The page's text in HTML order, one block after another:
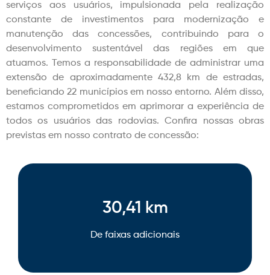
serviços aos usuários, impulsionada pela realização
constante de investimentos para modernização e
manutenção das concessões, contribuindo para o
desenvolvimento sustentável das regiões em que
atuamos. Temos a responsabilidade de administrar uma
extensão de aproximadamente 432,8 km de estradas,
beneficiando 22 municípios em nosso entorno. Além disso,
estamos comprometidos em aprimorar a experiência de
todos os usuários das rodovias. Confira nossas obras
previstas em nosso contrato de concessão:
30,41 km
De faixas adicionais